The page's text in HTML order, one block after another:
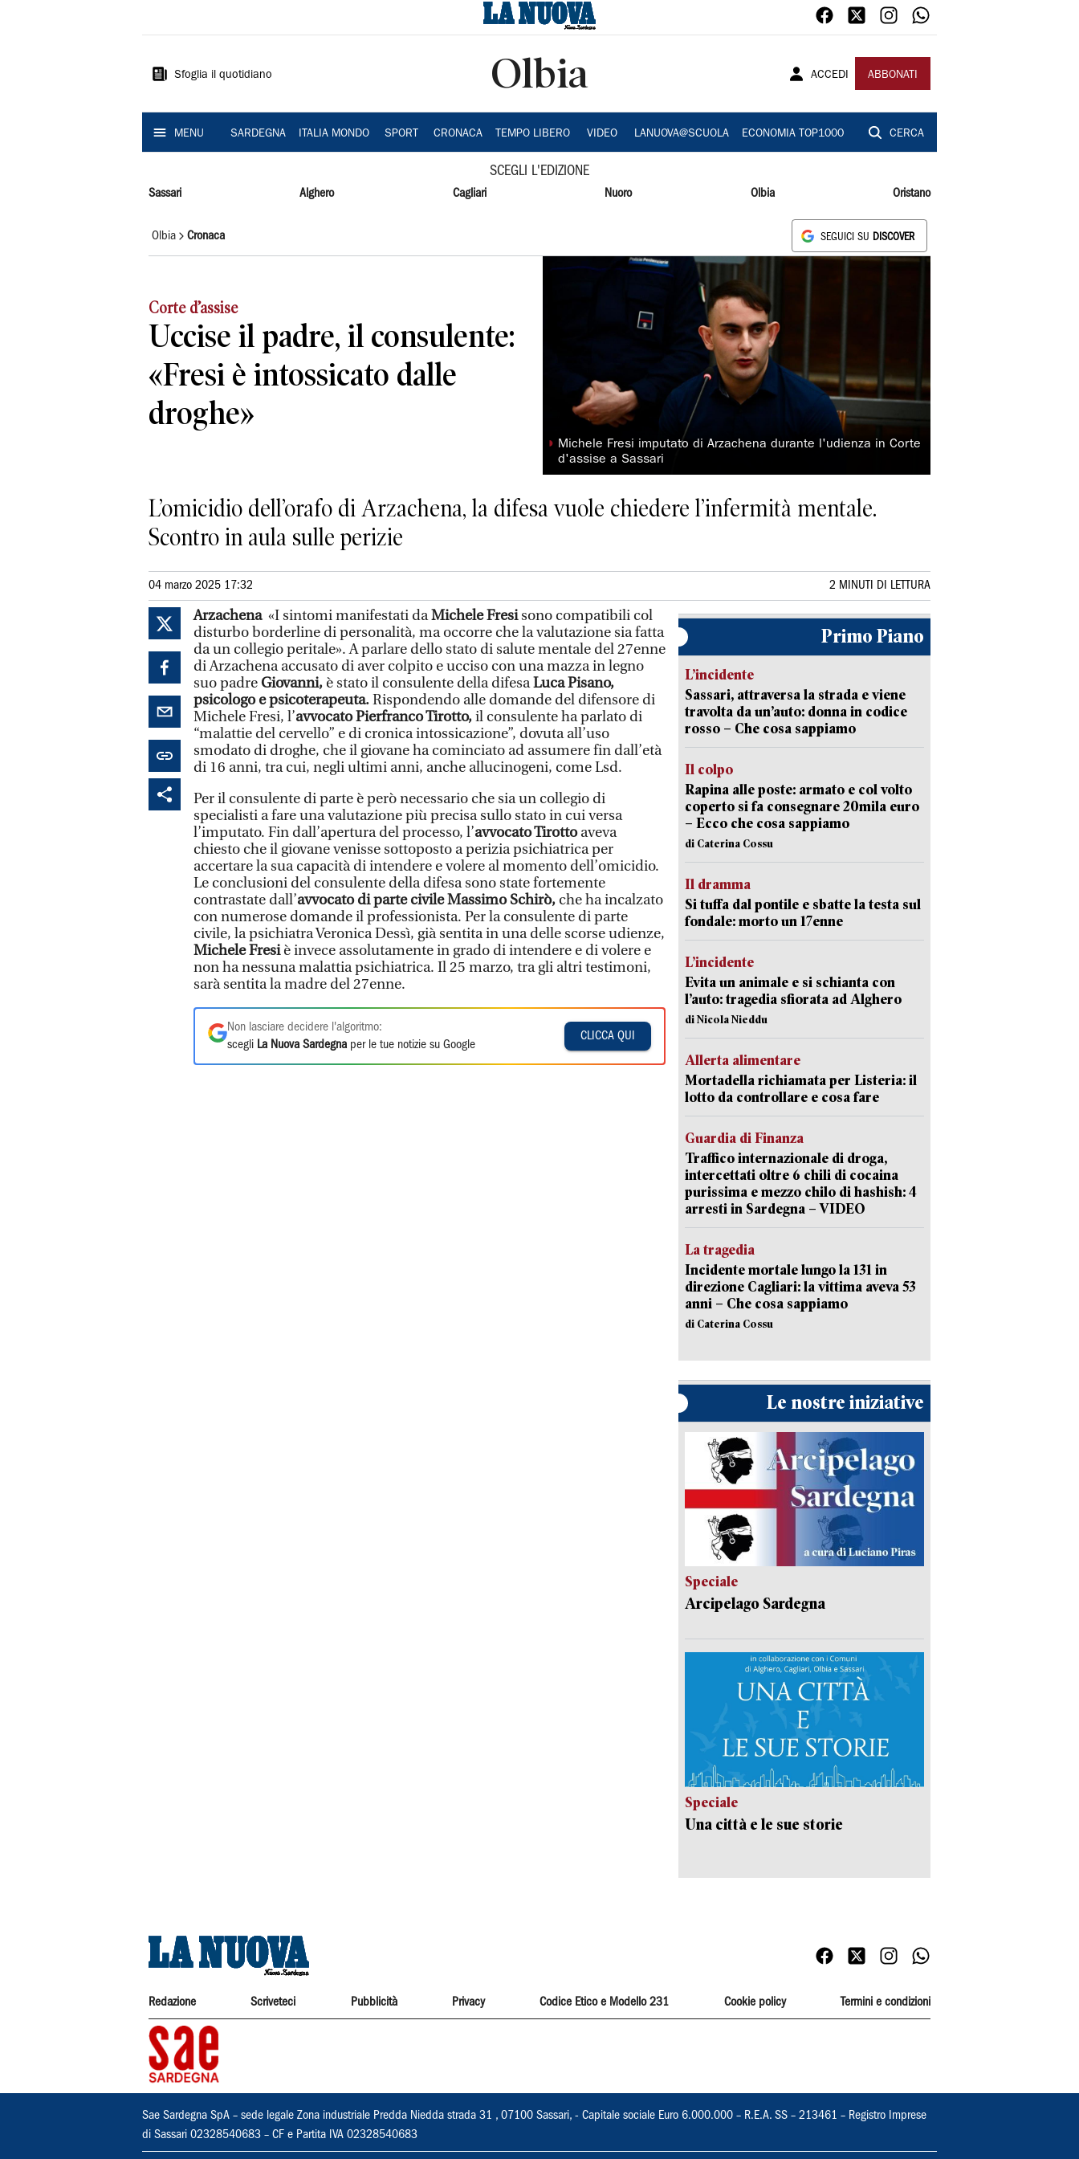
Sardegna
Sfoglia il quotidiano Olbia ACCEDI ABBONATI
MENU SARDEGNA ITALIA MONDO SPORT CRONACA TEMPO LIBERO VIDEO LANUOVA@SCUOLA ECONOMIA TOP1000 CERCA
SCEGLI L'EDIZIONE
Sassari Alghero Cagliari Nuoro Olbia Oristano
Olbia Cronaca SEGUICI SU DISCOVER
Corte d’assise
Uccise il padre, il consulente:
«Fresi è intossicato dalle
droghe»
◗ Michele Fresi imputato di Arzachena durante l'udienza in Corte
d'assise a Sassari
L’omicidio dell’orafo di Arzachena, la difesa vuole chiedere l’infermità mentale.
Scontro in aula sulle perizie
04 marzo 2025 17:32 2 MINUTI DI LETTURA
Arzachena «I sintomi manifestati daMichele Fresisono compatibili col
disturbo borderline di personalità, ma occorre che la valutazione sia fatta
da un collegio peritale». A parlare dello stato di salute mentale del 27enne
di Arzachena accusato di aver colpito e ucciso con una mazza in legno
suo padreGiovanni, è stato il consulente della difesaLuca Pisano,
psicologo e psicoterapeuta.Rispondendo alle domande del difensore di
Michele Fresi, l’avvocato Pierfranco Tirotto,il consulente ha parlato di
“malattie del cervello” e di cronica intossicazione”, dovuta all’uso
smodato di droghe, che il giovane ha cominciato ad assumere fin dall’età
di 16 anni, tra cui, negli ultimi anni, anche allucinogeni, come Lsd.
Per il consulente di parte è però necessario che sia un collegio di
specialisti a fare una valutazione più precisa sullo stato in cui versa
l’imputato. Fin dall’apertura del processo, l’avvocato Tirottoaveva
chiesto che il giovane venisse sottoposto a perizia psichiatrica per
accertare la sua capacità di intendere e volere al momento dell’omicidio.
Le conclusioni del consulente della difesa sono state fortemente
contrastate dall’avvocato di parte civile Massimo Schirò, che ha incalzato
con numerose domande il professionista. Per la consulente di parte
civile, la psichiatra Veronica Dessì, già sentita in una delle scorse udienze,
Michele Fresiè invece assolutamente in grado di intendere e di volere e
non ha nessuna malattia psichiatrica. Il 25 marzo, tra gli altri testimoni,
sarà sentita la madre del 27enne.
Non lasciare decidere l'algoritmo:
scegli La Nuova Sardegna per le tue notizie su Google
CLICCA QUI
Primo Piano
L’incidente
Sassari, attraversa la strada e viene
travolta da un’auto: donna in codice
rosso – Che cosa sappiamo
Il colpo
Rapina alle poste: armato e col volto
coperto si fa consegnare 20mila euro
– Ecco che cosa sappiamo
di Caterina Cossu
Il dramma
Si tuffa dal pontile e sbatte la testa sul
fondale: morto un 17enne
L’incidente
Evita un animale e si schianta con
l’auto: tragedia sfiorata ad Alghero
di Nicola Nieddu
Allerta alimentare
Mortadella richiamata per Listeria: il
lotto da controllare e cosa fare
Guardia di Finanza
Traffico internazionale di droga,
intercettati oltre 6 chili di cocaina
purissima e mezzo chilo di hashish: 4
arresti in Sardegna – VIDEO
La tragedia
Incidente mortale lungo la 131 in
direzione Cagliari: la vittima aveva 53
anni – Che cosa sappiamo
di Caterina Cossu
Le nostre iniziative
Speciale
Arcipelago Sardegna
Speciale
Una città e le sue storie
Redazione Scriveteci Pubblicità Privacy Codice Etico e Modello 231 Cookie policy Termini e condizioni
Sae Sardegna SpA – sede legale Zona industriale Predda Niedda strada 31 , 07100 Sassari, - Capitale sociale Euro 6.000.000 – R.E.A. SS – 213461 – Registro Imprese
di Sassari 02328540683 – CF e Partita IVA 02328540683